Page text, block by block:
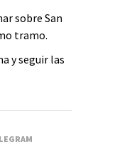
sobre San
tramo.
y seguir las